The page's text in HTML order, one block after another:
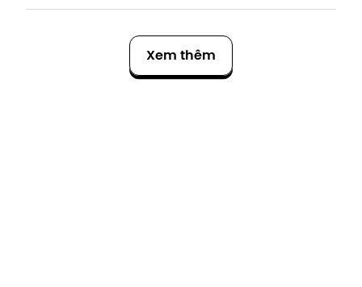
Xem thêm